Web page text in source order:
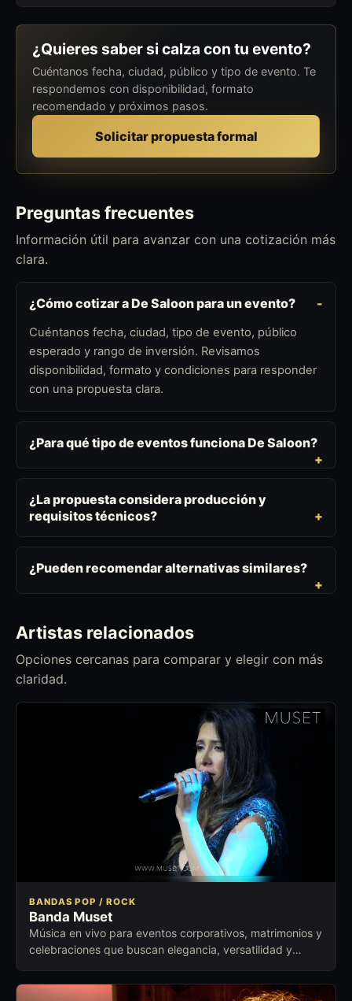
¿Quieres saber si calza con tu evento?
Cuéntanos fecha, ciudad, público y tipo de evento. Te
respondemos con disponibilidad, formato
recomendado y próximos pasos.
Solicitar propuesta formal
Preguntas frecuentes
Información útil para avanzar con una cotización más
clara.
¿Cómo cotizar a De Saloon para un evento?
Cuéntanos fecha, ciudad, tipo de evento, público
esperado y rango de inversión. Revisamos
disponibilidad, formato y condiciones para responder
con una propuesta clara.
¿Para qué tipo de eventos funciona De Saloon?
¿La propuesta considera producción y
requisitos técnicos?
¿Pueden recomendar alternativas similares?
Artistas relacionados
Opciones cercanas para comparar y elegir con más
claridad.
BANDAS POP / ROCK
Banda Muset
Música en vivo para eventos corporativos, matrimonios y
celebraciones que buscan elegancia, versatilidad y